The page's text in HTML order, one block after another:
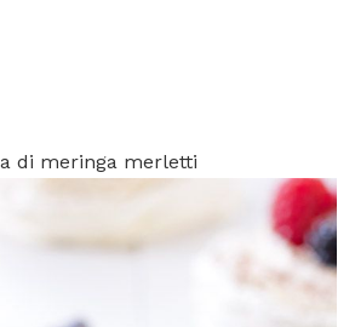
di meringa merletti